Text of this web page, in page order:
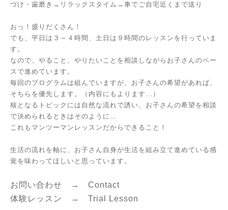
づけ・歯磨き→リラックスタイム→車でご自宅近くまで送り
おっ！盛りだくさん！
でも、平日は３～４時間、土日は９時間のレッスンを行っていま
す。
なので、やること、やりたいことを相談しながらお子さんのペー
スで進めています。
毎回のプログラムは組んでいますが、お子さんの希望があれば、
そちらを優先します。（内容にもよります…）
核となるトピックには自然な流れで誘い、お子さんの希望を相談
で決められるときはそのように…
これもマンツーマンレッスンだからできること！
生活の流れを軸に、お子さん自身が生活を組み立て進めている感
覚を味わってほしいと思っています。
お問い合わせ → Contact
体験レッスン → Trial Lesson